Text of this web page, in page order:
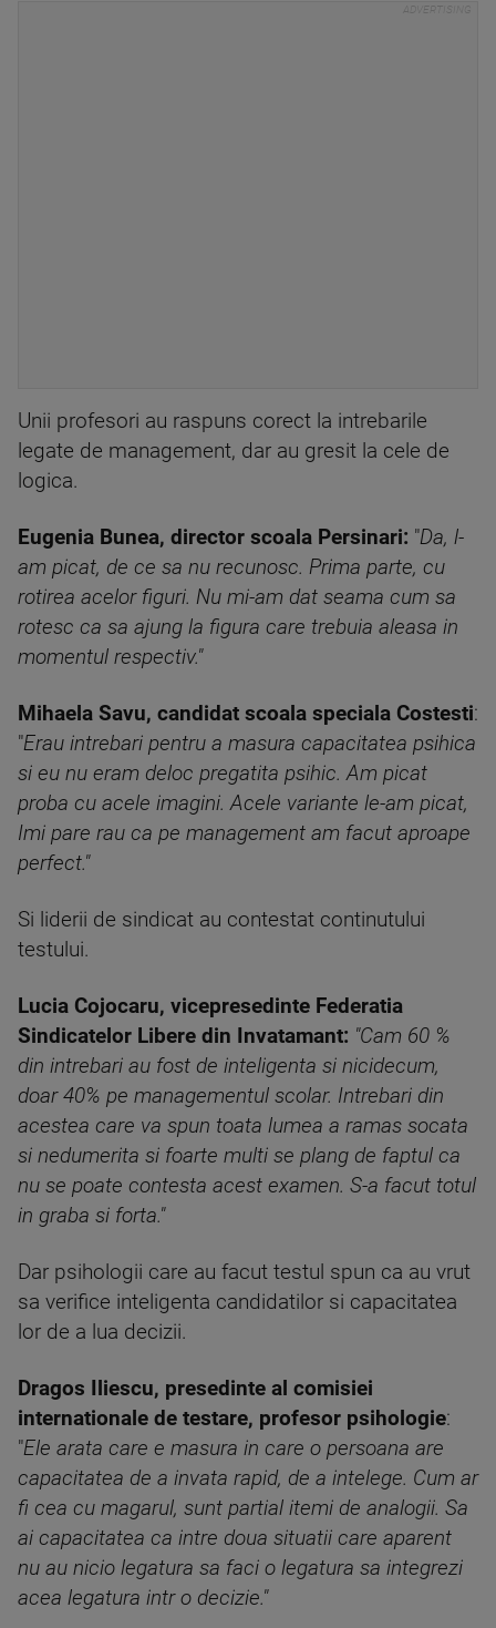
Unii profesori au raspuns corect la intrebarile
legate de management, dar au gresit la cele de
logica.
Eugenia Bunea, director scoala Persinari: "Da, l-
am picat, de ce sa nu recunosc. Prima parte, cu
rotirea acelor figuri. Nu mi-am dat seama cum sa
rotesc ca sa ajung la figura care trebuia aleasa in
momentul respectiv."
Mihaela Savu, candidat scoala speciala Costesti:
"Erau intrebari pentru a masura capacitatea psihica
si eu nu eram deloc pregatita psihic. Am picat
proba cu acele imagini. Acele variante le-am picat,
Imi pare rau ca pe management am facut aproape
perfect."
Si liderii de sindicat au contestat continutului
testului.
Lucia Cojocaru, vicepresedinte Federatia
Sindicatelor Libere din Invatamant: "Cam 60 %
din intrebari au fost de inteligenta si nicidecum,
doar 40% pe managementul scolar. Intrebari din
acestea care va spun toata lumea a ramas socata
si nedumerita si foarte multi se plang de faptul ca
nu se poate contesta acest examen. S-a facut totul
in graba si forta."
Dar psihologii care au facut testul spun ca au vrut
sa verifice inteligenta candidatilor si capacitatea
lor de a lua decizii.
Dragos Iliescu, presedinte al comisiei
internationale de testare, profesor psihologie:
"Ele arata care e masura in care o persoana are
capacitatea de a invata rapid, de a intelege. Cum ar
fi cea cu magarul, sunt partial itemi de analogii. Sa
ai capacitatea ca intre doua situatii care aparent
nu au nicio legatura sa faci o legatura sa integrezi
acea legatura intr o decizie."